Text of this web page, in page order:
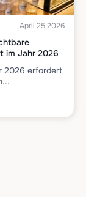
April 25 2026
im Jahr 2026
2026 erfordert